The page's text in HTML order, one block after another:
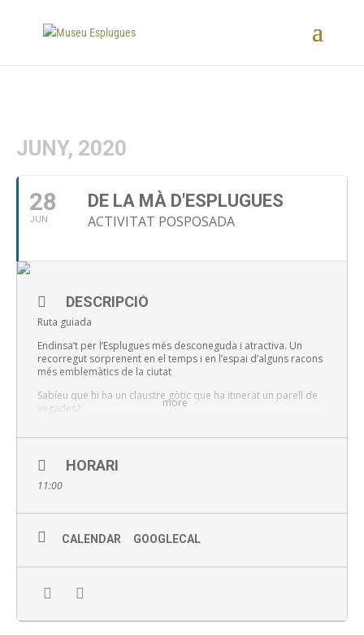
JUNY, 2020
28
JUN
DE LA MÀ D'ESPLUGUES
ACTIVITAT POSPOSADA
more
DESCRIPCIÓ
Ruta guiada
Endinsa’t per l’Esplugues més desconeguda i atractiva. Un
recorregut sorprenent en el temps i en l’espai d’alguns racons
més emblemàtics de la ciutat
Sabíeu que hi ha un claustre gòtic que ha itinerat un parell de
vegades?
L’últim diumenge de mes veniu a descobrir tots els secrets que
amaga el centre històric d’Esplugues.
Punt de trobada: recepció del Museu Can Tinturé
Amb inscripció prèvia
HORARI
11:00
CALENDAR GOOGLECAL